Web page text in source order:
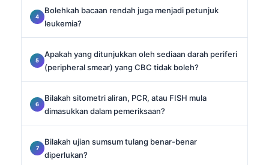
Bolehkah bacaan rendah juga menjadi petunjuk
leukemia?
Apakah yang ditunjukkan oleh sediaan darah periferi
(peripheral smear) yang CBC tidak boleh?
Bilakah sitometri aliran, PCR, atau FISH mula
dimasukkan dalam pemeriksaan?
Bilakah ujian sumsum tulang benar-benar
diperlukan?